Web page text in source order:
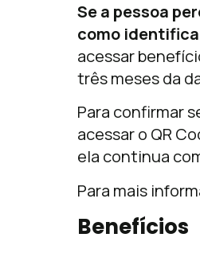
Se a pessoa
como
acessar
três meses da
Para confirmar
acessar o QR
ela continua
Para mais
Benefícios